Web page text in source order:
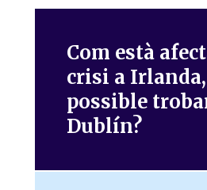
Com està
crisi a Irlanda,
possible
Dublín?